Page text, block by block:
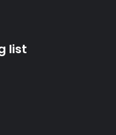
list